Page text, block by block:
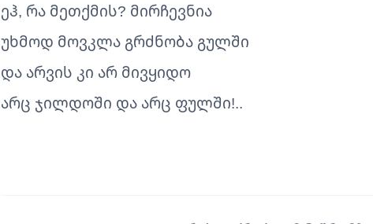
ეჰ, რა მეთქმის? მირჩევნია
უხმოდ მოვკლა გრძნობა გულში
და არვის კი არ მივყიდო
არც ჯილდოში და არც ფულში!..